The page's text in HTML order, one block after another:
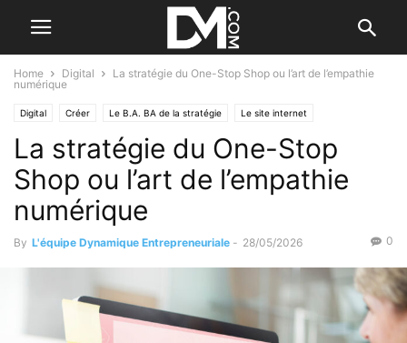
Home Digital
La stratégie du One-Stop Shop ou l’art de l’empathie
numérique
Digital Créer Le B.A. BA de la stratégie Le site internet
Les moyens web Marketing
La stratégie du One-Stop
Shop ou l’art de l’empathie
numérique
By L'équipe Dynamique Entrepreneuriale - 28/05/2026 0